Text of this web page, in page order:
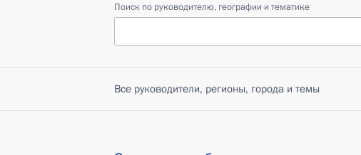
Поиск по руководителю, географии и тематике
Все руководители, регионы, города и темы